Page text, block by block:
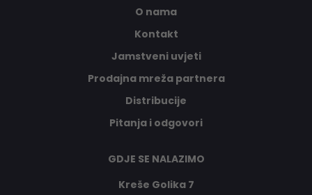
O nama
Kontakt
Jamstveni uvjeti
Prodajna mreža partnera
Distribucije
Pitanja i odgovori
GDJE SE NALAZIMO
Kreše Golika 7